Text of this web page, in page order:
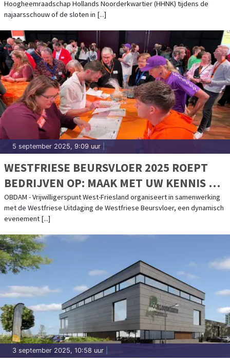
CHECK JE SLOOT!
Hoogheemraadschap Hollands Noorderkwartier (HHNK) tijdens de
najaarsschouw of de sloten in [...]
5 september 2025, 9:09 uur
WESTFRIESE BEURSVLOER 2025 ROEPT
BEDRIJVEN OP: MAAK MET UW KENNIS EN
KUNDE HET VERSCHIL VOOR DE REGIO!
OBDAM - Vrijwilligerspunt West-Friesland organiseert in samenwerking
met de Westfriese Uitdaging de Westfriese Beursvloer, een dynamisch
evenement [...]
3 september 2025, 10:58 uur